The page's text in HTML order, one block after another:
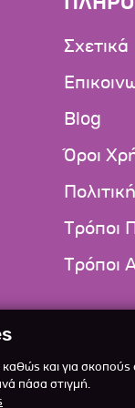
Σχετικά
Blog
Όροι
Τρόποι
Τρόποι
και για
πάσα στιγμή.